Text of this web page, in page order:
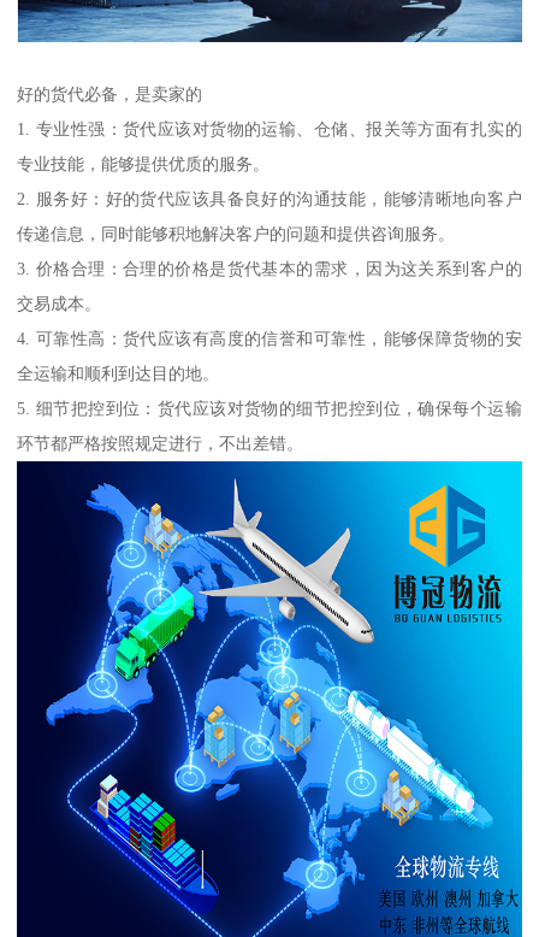
好的货代必备，是卖家的
1. 专业性强：货代应该对货物的运输、仓储、报关等方面有扎实的
专业技能，能够提供优质的服务。
2. 服务好：好的货代应该具备良好的沟通技能，能够清晰地向客户
传递信息，同时能够积地解决客户的问题和提供咨询服务。
3. 价格合理：合理的价格是货代基本的需求，因为这关系到客户的
交易成本。
4. 可靠性高：货代应该有高度的信誉和可靠性，能够保障货物的安
全运输和顺利到达目的地。
5. 细节把控到位：货代应该对货物的细节把控到位，确保每个运输
环节都严格按照规定进行，不出差错。